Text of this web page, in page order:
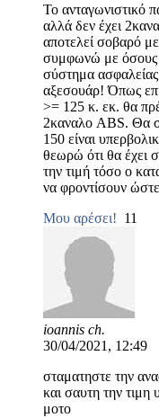
Το ανταγωνιστικό
αλλά δεν έχει
αποτελεί σοβαρό
συμφωνώ με όσους
σύστημα
αξεσουάρ! Όπως
>= 125 κ. εκ. θα
2καναλο ABS. Θα
150 είναι
θεωρώ ότι θα έχει
την τιμή τόσο ο
να φροντίσουν
Μου αρέσει! 11
ioannis ch.
30/04/2021, 12:49
σταματηστε την
και σαυτη την τιμη
μοτο